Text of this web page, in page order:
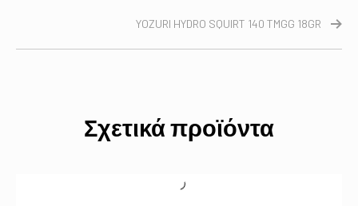
YOZURI HYDRO SQUIRT 140 TMGG 18GR
Σχετικά προϊόντα